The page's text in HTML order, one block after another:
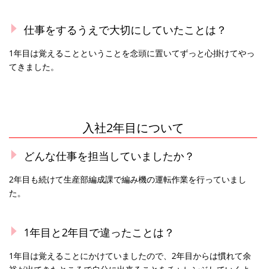
仕事をするうえで大切にしていたことは？
1年目は覚えることということを念頭に置いてずっと心掛けてやっ
てきました。
入社2年目について
どんな仕事を担当していましたか？
2年目も続けて生産部編成課で編み機の運転作業を行っていまし
た。
1年目と2年目で違ったことは？
1年目は覚えることにかけていましたので、2年目からは慣れて余